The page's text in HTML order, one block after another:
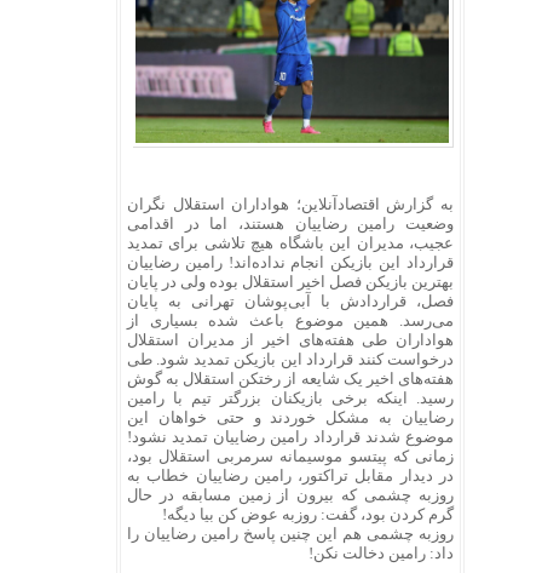
به گزارش اقتصادآنلاین؛ هواداران استقلال نگران
وضعیت رامین رضاییان هستند، اما در اقدامی
عجیب، مدیران این باشگاه هیچ تلاشی برای تمدید
قرارداد این بازیکن انجام نداده‌اند! رامین رضاییان
بهترین بازیکن فصل اخیر استقلال بوده ولی در پایان
فصل، قراردادش با آبی‌پوشان تهرانی به پایان
می‌رسد. همین موضوع باعث شده بسیاری از
هواداران طی هفته‌های اخیر از مدیران استقلال
درخواست کنند قرارداد این بازیکن تمدید شود. طی
هفته‌های اخیر یک شایعه از رختکن استقلال به گوش
رسید. اینکه برخی بازیکنان بزرگتر تیم با رامین
رضاییان به مشکل خوردند و حتی خواهان این
موضوع شدند قرارداد رامین رضاییان تمدید نشود!
زمانی که پیتسو موسیمانه سرمربی استقلال بود،
در دیدار مقابل تراکتور، رامین رضاییان خطاب به
روزبه چشمی که بیرون از زمین مسابقه در حال
گرم کردن بود، گفت: روزبه عوض کن بیا دیگه!
روزبه چشمی هم این چنین پاسخ رامین رضاییان را
داد: رامین دخالت نکن!